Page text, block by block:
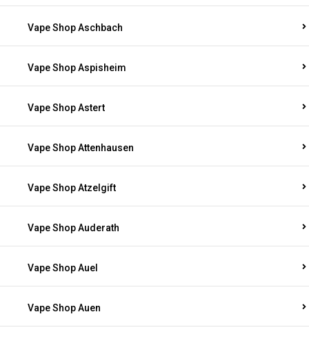
Vape Shop Aschbach
Vape Shop Aspisheim
Vape Shop Astert
Vape Shop Attenhausen
Vape Shop Atzelgift
Vape Shop Auderath
Vape Shop Auel
Vape Shop Auen